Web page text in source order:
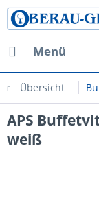
Menü
Übersicht
APS
weiß